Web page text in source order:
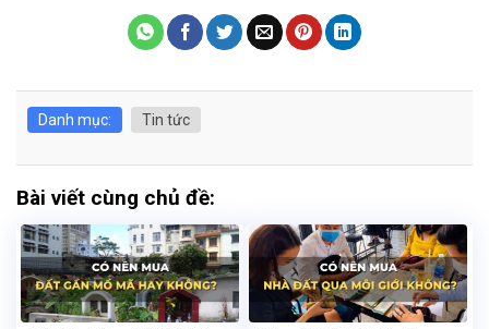
Danh mục: Tin tức
Bài viết cùng chủ đề: